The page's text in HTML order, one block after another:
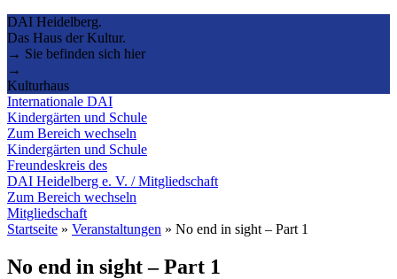
DAI Heidelberg.
Das Haus der Kultur.
→ Sie befinden sich hier
→
Kulturhaus
Internationale DAI
Kindergärten und Schule
Zum Bereich wechseln
Kindergärten und Schule
Freundeskreis des
DAI Heidelberg e. V. / Mitgliedschaft
Zum Bereich wechseln
Mitgliedschaft
Startseite » Veranstaltungen » No end in sight – Part 1
No end in sight – Part 1